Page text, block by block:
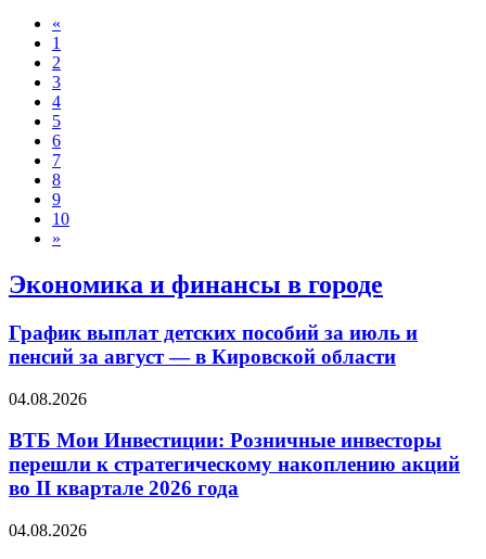
«
1
2
3
4
5
6
7
8
9
10
»
Экономика и финансы в городе
График выплат детских пособий за июль и
пенсий за август — в Кировской области
04.08.2026
ВТБ Мои Инвестиции: Розничные инвесторы
перешли к стратегическому накоплению акций
во II квартале 2026 года
04.08.2026